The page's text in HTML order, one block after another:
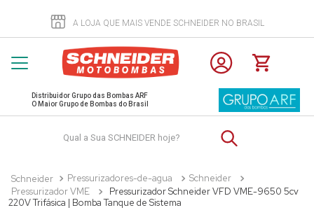
A LOJA QUE MAIS VENDE SCHNEIDER NO BRASIL
Distribuidor Grupo das Bombas ARF
O Maior Grupo de Bombas do Brasil
Qual a Sua SCHNEIDER hoje?
Pressurizadores-de-agua
Schneider
Pressurizador VME
Pressurizador Schneider VFD VME-9650 5cv
220V Trifásica | Bomba Tanque de Sistema